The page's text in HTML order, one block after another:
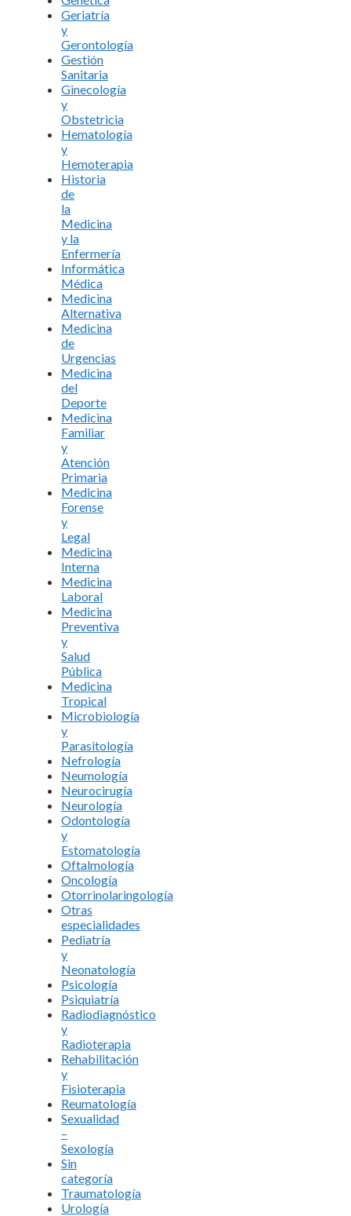
Geriatría
y
Gerontología
Gestión
Sanitaria
Ginecología
y
Obstetricia
Hematología
y
Hemoterapia
Historia
de
la
Medicina
y la
Enfermería
Informática
Médica
Medicina
Alternativa
Medicina
de
Urgencias
Medicina
del
Deporte
Medicina
Familiar
y
Atención
Primaria
Medicina
Forense
y
Legal
Medicina
Interna
Medicina
Laboral
Medicina
Preventiva
y
Salud
Pública
Medicina
Tropical
Microbiología
y
Parasitología
Nefrología
Neumología
Neurocirugía
Neurología
Odontología
y
Estomatología
Oftalmología
Oncología
Otorrinolaringología
Otras
especialidades
Pediatría
y
Neonatología
Psicología
Psiquiatría
Radiodiagnóstico
y
Radioterapia
Rehabilitación
y
Fisioterapia
Reumatología
Sexualidad
–
Sexología
Sin
categoría
Traumatología
Urología